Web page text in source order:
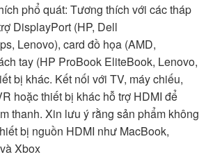
phổ quát: Tương thích với các tháp
DisplayPort (HP, Dell
Lenovo), card đồ họa (AMD,
tay (HP ProBook EliteBook, Lenovo,
bị khác. Kết nối với TV, máy chiếu,
hoặc thiết bị khác hỗ trợ HDMI để
thanh. Xin lưu ý rằng sản phẩm không
bị nguồn HDMI như MacBook,
Xbox